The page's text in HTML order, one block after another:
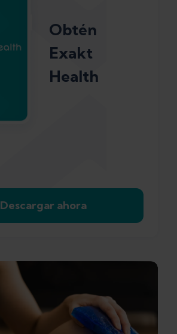
Obtén
Exakt
Health
Descargar ahora